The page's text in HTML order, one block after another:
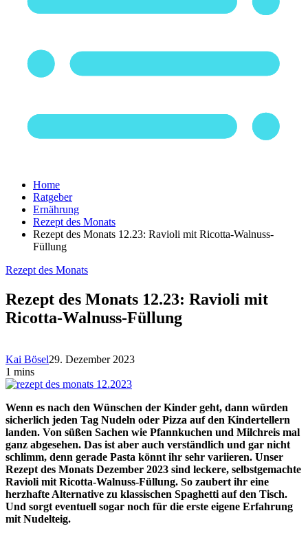
Home
Ratgeber
Ernährung
Rezept des Monats
Rezept des Monats 12.23: Ravioli mit Ricotta-Walnuss-
Füllung
Rezept des Monats
Rezept des Monats 12.23: Ravioli mit
Ricotta-Walnuss-Füllung
Kai Bösel29. Dezember 2023
1 mins
Wenn es nach den Wünschen der Kinder geht, dann würden
sicherlich jeden Tag Nudeln oder Pizza auf den Kindertellern
landen. Von süßen Sachen wie Pfannkuchen und Milchreis mal
ganz abgesehen. Das ist aber auch verständlich und gar nicht
schlimm, denn gerade Pasta könnt ihr sehr variieren. Unser
Rezept des Monats Dezember 2023 sind leckere, selbstgemachte
Ravioli mit Ricotta-Walnuss-Füllung. So zaubert ihr eine
herzhafte Alternative zu klassischen Spaghetti auf den Tisch.
Und sorgt eventuell sogar noch für die erste eigene Erfahrung
mit Nudelteig.